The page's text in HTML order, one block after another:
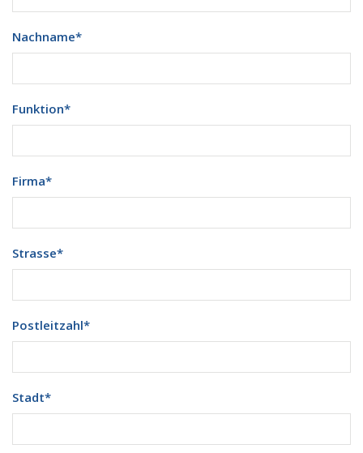
Nachname*
Funktion*
Firma*
Strasse*
Postleitzahl*
Stadt*